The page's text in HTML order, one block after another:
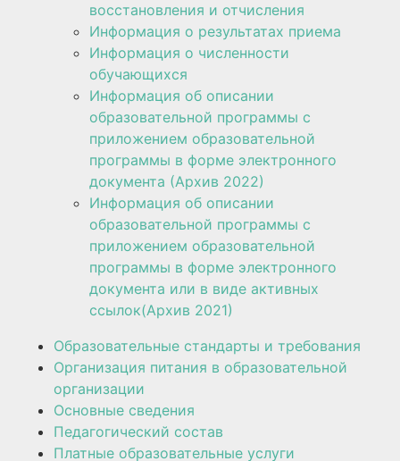
восстановления и отчисления
Информация о результатах приема
Информация о численности
обучающихся
Информация об описании
образовательной программы с
приложением образовательной
программы в форме электронного
документа (Архив 2022)
Информация об описании
образовательной программы с
приложением образовательной
программы в форме электронного
документа или в виде активных
ссылок(Архив 2021)
Образовательные стандарты и требования
Организация питания в образовательной
организации
Основные сведения
Педагогический состав
Платные образовательные услуги